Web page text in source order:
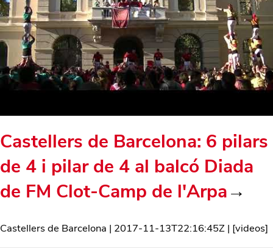
Castellers de Barcelona: 6 pilars
de 4 i pilar de 4 al balcó Diada
de FM Clot-Camp de l'Arpa→
Castellers de Barcelona | 2017-11-13T22:16:45Z | [videos]